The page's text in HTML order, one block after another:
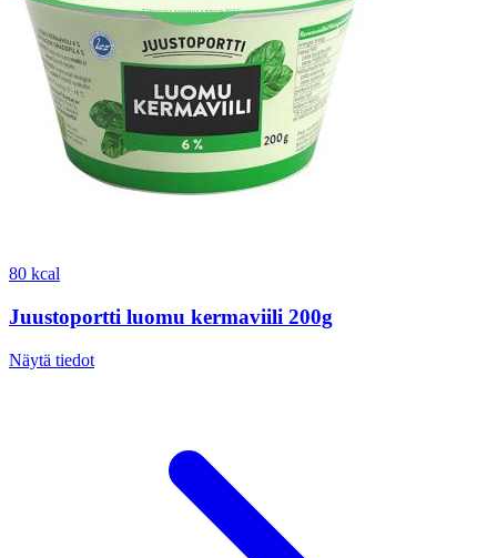
80 kcal
Juustoportti luomu kermaviili 200g
Näytä tiedot